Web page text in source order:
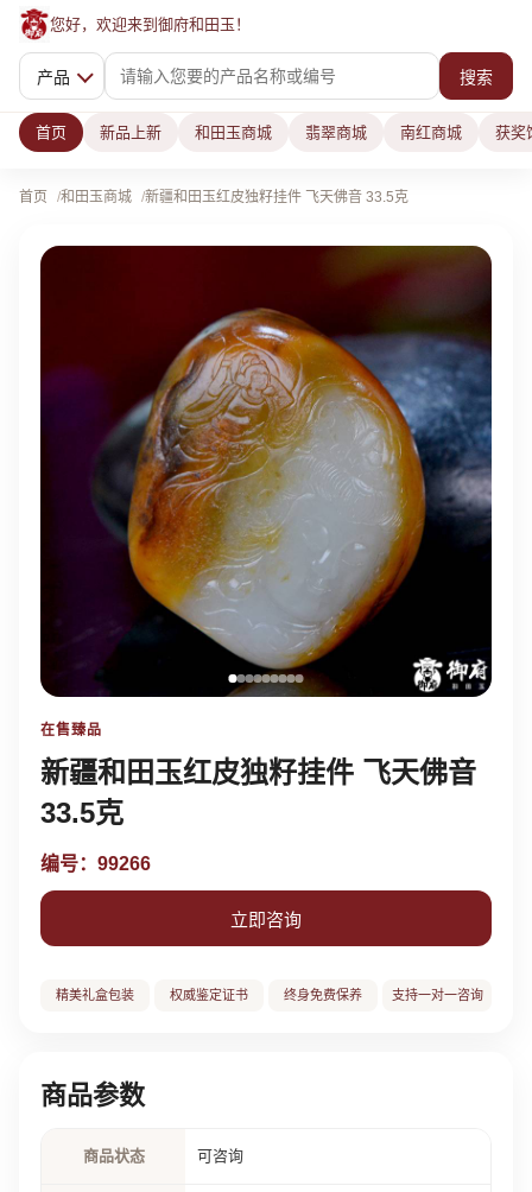
您好，欢迎来到御府和田玉！
产品 搜索
首页 新品上新 和田玉商城 翡翠商城 南红商城 获奖
首页 和田玉商城 新疆和田玉红皮独籽挂件 飞天佛音 33.5克
在售臻品
新疆和田玉红皮独籽挂件 飞天佛音
33.5克
编号：99266
立即咨询
精美礼盒包装 权威鉴定证书 终身免费保养 支持一对一咨询
商品参数
商品状态 可咨询